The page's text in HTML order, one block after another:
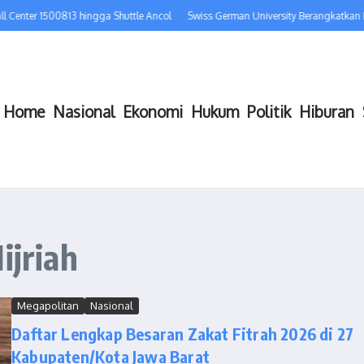
1500813 hingga Shuttle Ancol Swiss German University Berangkatkan
Home Nasional Ekonomi Hukum Politik Hiburan
Megapolitan Nasional
Daftar Lengkap Besaran Zakat Fitrah 2026 di 27
Kabupaten/Kota Jawa Barat